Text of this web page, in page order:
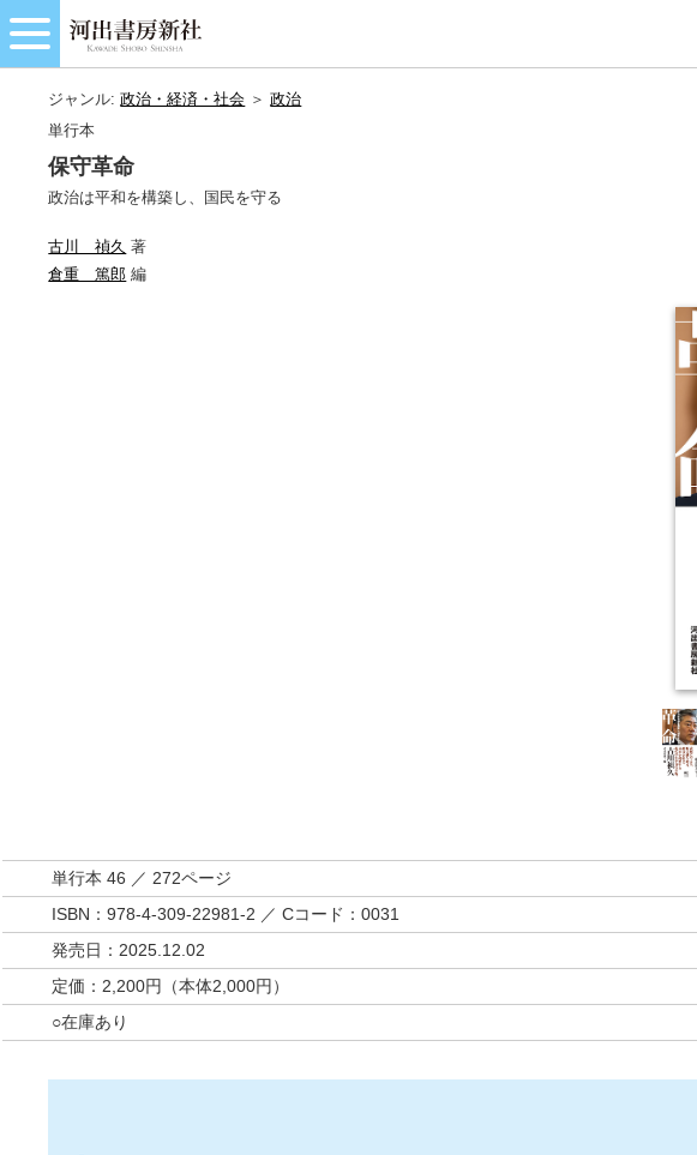
ジャンル:政治・経済・社会 ＞政治
単行本
保守革命
政治は平和を構築し、国民を守る
古川 禎久 著
倉重 篤郎 編
単行本 46 ／ 272ページ
ISBN：978-4-309-22981-2 ／ Cコード：0031
発売日：2025.12.02
定価：2,200円（本体2,000円）
○在庫あり